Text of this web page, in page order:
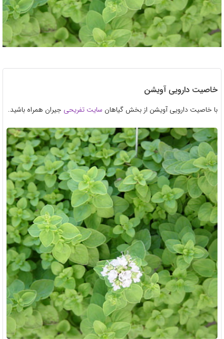
خاصیت دارویی آویشن
با خاصیت دارویی آویشن از بخش گیاهان سایت تفریحی جیران همراه باشید.